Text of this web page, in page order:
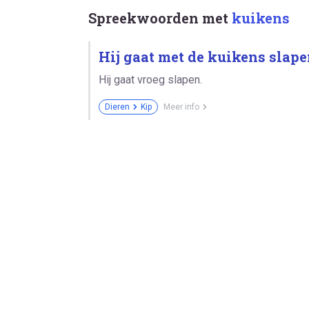
Spreekwoorden met kuikens
Hij gaat met de kuikens
Hij gaat vroeg slapen.
Dieren Kip Meer info